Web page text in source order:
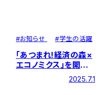
#お知らせ #学生の活躍
「あつまれ!経済の森×
エコノミクス」を開催
2025.7.1